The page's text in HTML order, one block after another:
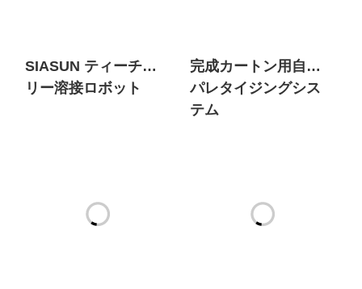
SIASUN ティーチフ
リー溶接ロボット
完成カートン用自動
パレタイジングシス
テム